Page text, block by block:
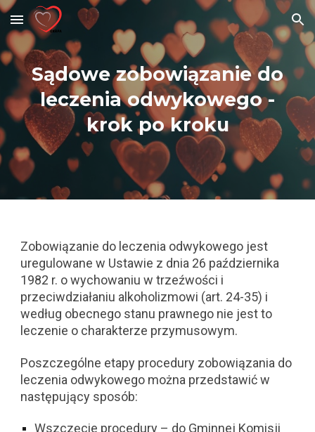
Skip to main content Skip to navigation
Sądowe zobowiązanie do
leczenia odwykowego -
krok po kroku
Zobowiązanie do leczenia odwykowego jest
uregulowane w Ustawie z dnia 26 października
1982 r. o wychowaniu w trzeźwości i
przeciwdziałaniu alkoholizmowi (art. 24-35) i
według obecnego stanu prawnego nie jest to
leczenie o charakterze przymusowym.
Poszczególne etapy procedury zobowiązania do
leczenia odwykowego można przedstawić w
następujący sposób:
Wszczęcie procedury – do Gminnej Komisji